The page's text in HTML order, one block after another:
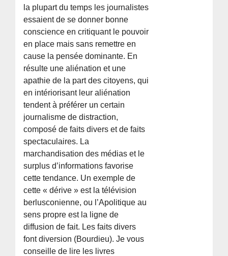
la plupart du temps les journalistes
essaient de se donner bonne
conscience en critiquant le pouvoir
en place mais sans remettre en
cause la pensée dominante. En
résulte une aliénation et une
apathie de la part des citoyens, qui
en intériorisant leur aliénation
tendent à préférer un certain
journalisme de distraction,
composé de faits divers et de faits
spectaculaires. La
marchandisation des médias et le
surplus d’informations favorise
cette tendance. Un exemple de
cette « dérive » est la télévision
berlusconienne, ou l’Apolitique au
sens propre est la ligne de
diffusion de fait. Les faits divers
font diversion (Bourdieu). Je vous
conseille de lire les livres